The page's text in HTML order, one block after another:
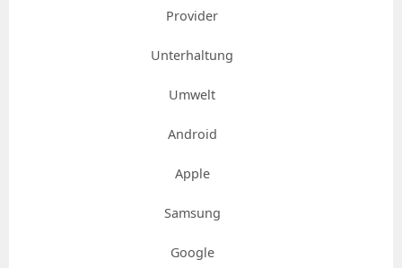
Provider
Unterhaltung
Umwelt
Android
Apple
Samsung
Google